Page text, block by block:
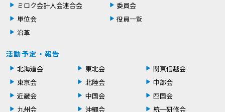
ミロク会計人会連合会
委員会
単位会
役員一覧
沿革
活動予定・報告
北海道会 東北会
関東信越会
東京会
北陸会
中部会
近畿会
中国会
四国会
九州会
沖縄会 統一研修会